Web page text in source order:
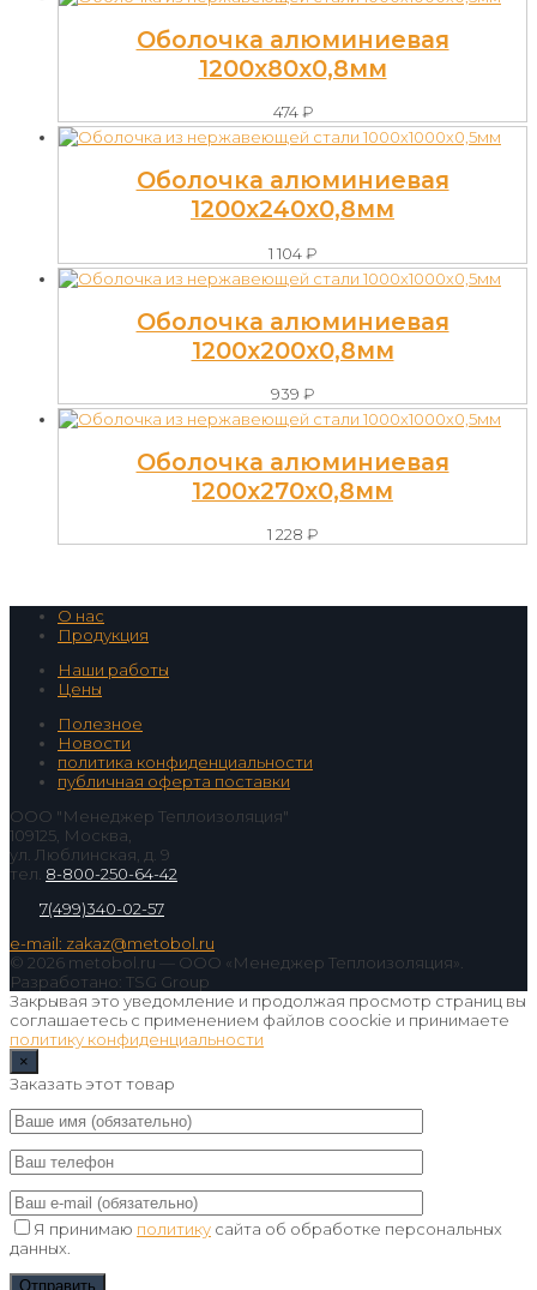
Оболочка алюминиевая
1200х80х0,8мм
474₽
Оболочка алюминиевая
1200х240х0,8мм
1 104₽
Оболочка алюминиевая
1200х200х0,8мм
939 ₽
Оболочка алюминиевая
1200х270х0,8мм
1 228 ₽
О нас
Продукция
Наши работы
Цены
Полезное
Новости
политика конфиденциальности
публичная оферта поставки
ООО "Менеджер Теплоизоляция"
109125, Москва,
ул. Люблинская, д. 9
тел. 8-800-250-64-42
7(499)340-02-57
e-mail: zakaz@metobol.ru
© 2026 metobol.ru — ООО «Менеджер Теплоизоляция».
Разработано: TSG Group
Закрывая это уведомление и продолжая просмотр страниц вы
соглашаетесь с применением файлов coockie и принимаете
политику конфиденциальности
×
Заказать этот товар
Я принимаю политику сайта об обработке персональных
данных.